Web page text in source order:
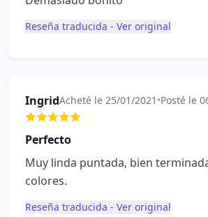
Reseña traducida - Ver original
IngridAcheté le 25/01/2021 •Posté le
Perfecto
Muy linda puntada, bien
colores.
Reseña traducida - Ver original